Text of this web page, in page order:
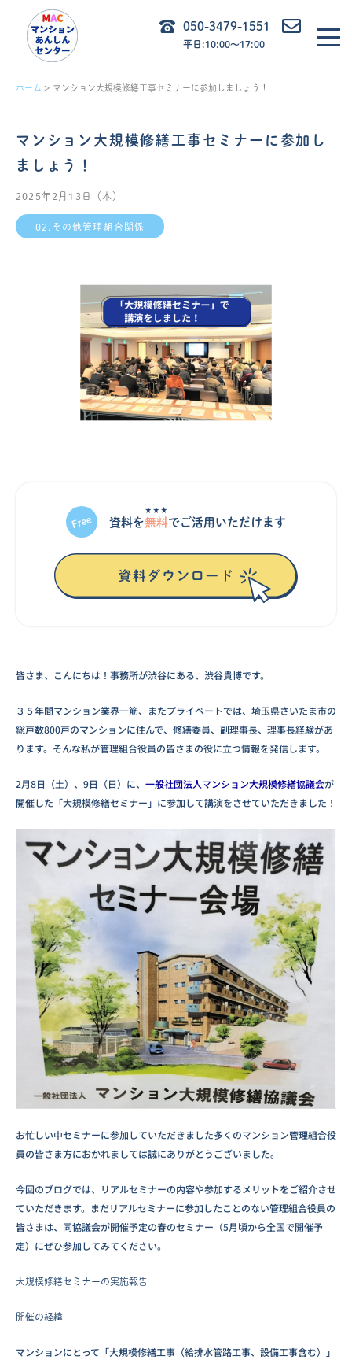
050-3479-1551
平日:10:00〜17:00
ホーム マンション大規模修繕工事セミナーに参加しましょう！
マンション大規模修繕工事セミナーに参加し
ましょう！
2025年2月13日（木）
02.その他管理組合関係
資料を無料
★★★
でご活⽤いただけます
皆さま、こんにちは！事務所が渋谷にある、渋谷貴博です。
３５年間マンション業界一筋、またプライベートでは、埼玉県さいたま市の
総戸数800戸のマンションに住んで、修繕委員、副理事長、理事長経験があ
ります。そんな私が管理組合役員の皆さまの役に立つ情報を発信します。
2月8日（土）、9日（日）に、 一般社団法人マンション大規模修繕協議会が
開催した「大規模修繕セミナー」に参加して講演をさせていただきました！
お忙しい中セミナーに参加していただきました多くのマンション管理組合役
員の皆さま方におかれましては誠にありがとうございました。
今回のブログでは、リアルセミナーの内容や参加するメリットをご紹介させ
ていただきます。まだリアルセミナーに参加したことのない管理組合役員の
皆さまは、同協議会が開催予定の春のセミナー（5月頃から全国で開催予
定）にぜひ参加してみてください。
大規模修繕セミナーの実施報告
開催の経緯
マンションにとって「大規模修繕工事（給排水管路工事、設備工事含む）」